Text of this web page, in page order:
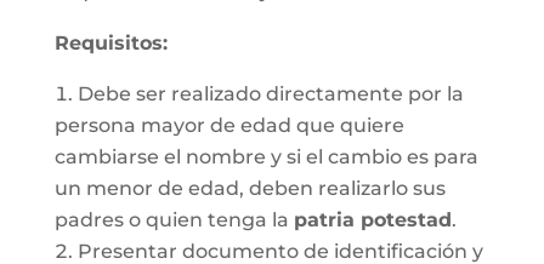
Requisitos:
Debe ser realizado directamente por la
persona mayor de edad que quiere
cambiarse el nombre y si el cambio es para
un menor de edad, deben realizarlo sus
padres o quien tenga la patria potestad.
Presentar documento de identificación y